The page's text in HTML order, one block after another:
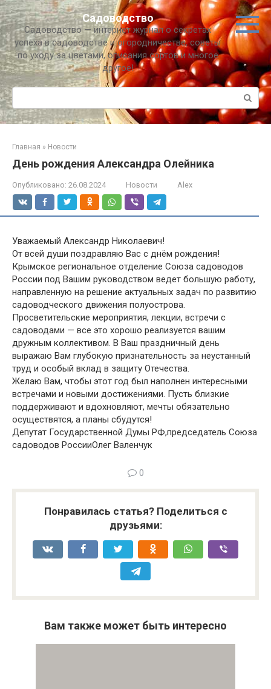
Перейти
к
контенту
Садоводство
Садоводство — интернет журнал о секретах
успеха в садоводстве и огородничестве, советы
по уходу за цветами, описания сортов и многое
другое!
Поиск:
Главная » Новости
День рождения Александра Олейника
Опубликовано: 26.08.2024 Новости Alex
Уважаемый Александр Николаевич!
От всей души поздравляю Вас с днём рождения!
Крымское региональное отделение Союза садоводов
России под Вашим руководством ведет большую работу,
направленную на решение актуальных задач по развитию
садоводческого движения полуострова.
Просветительские мероприятия, лекции, встречи с
садоводами — все это хорошо реализуется вашим
дружным коллективом. В Ваш праздничный день
выражаю Вам глубокую признательность за неустанный
труд и особый вклад в защиту Отечества.
Желаю Вам, чтобы этот год был наполнен интересными
встречами и новыми достижениями. Пусть близкие
поддерживают и вдохновляют, мечты обязательно
осуществятся, а планы сбудутся!
Депутат Государственной Думы РФ,председатель Союза
садоводов РоссииОлег Валенчук
0
Понравилась статья? Поделиться с
друзьями:
Вам также может быть интересно